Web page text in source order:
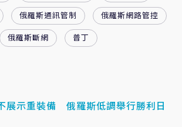
俄羅斯通訊管制
俄羅斯網路管控
俄羅斯斷網
普丁
展示重裝備 俄羅斯低調舉行勝利日